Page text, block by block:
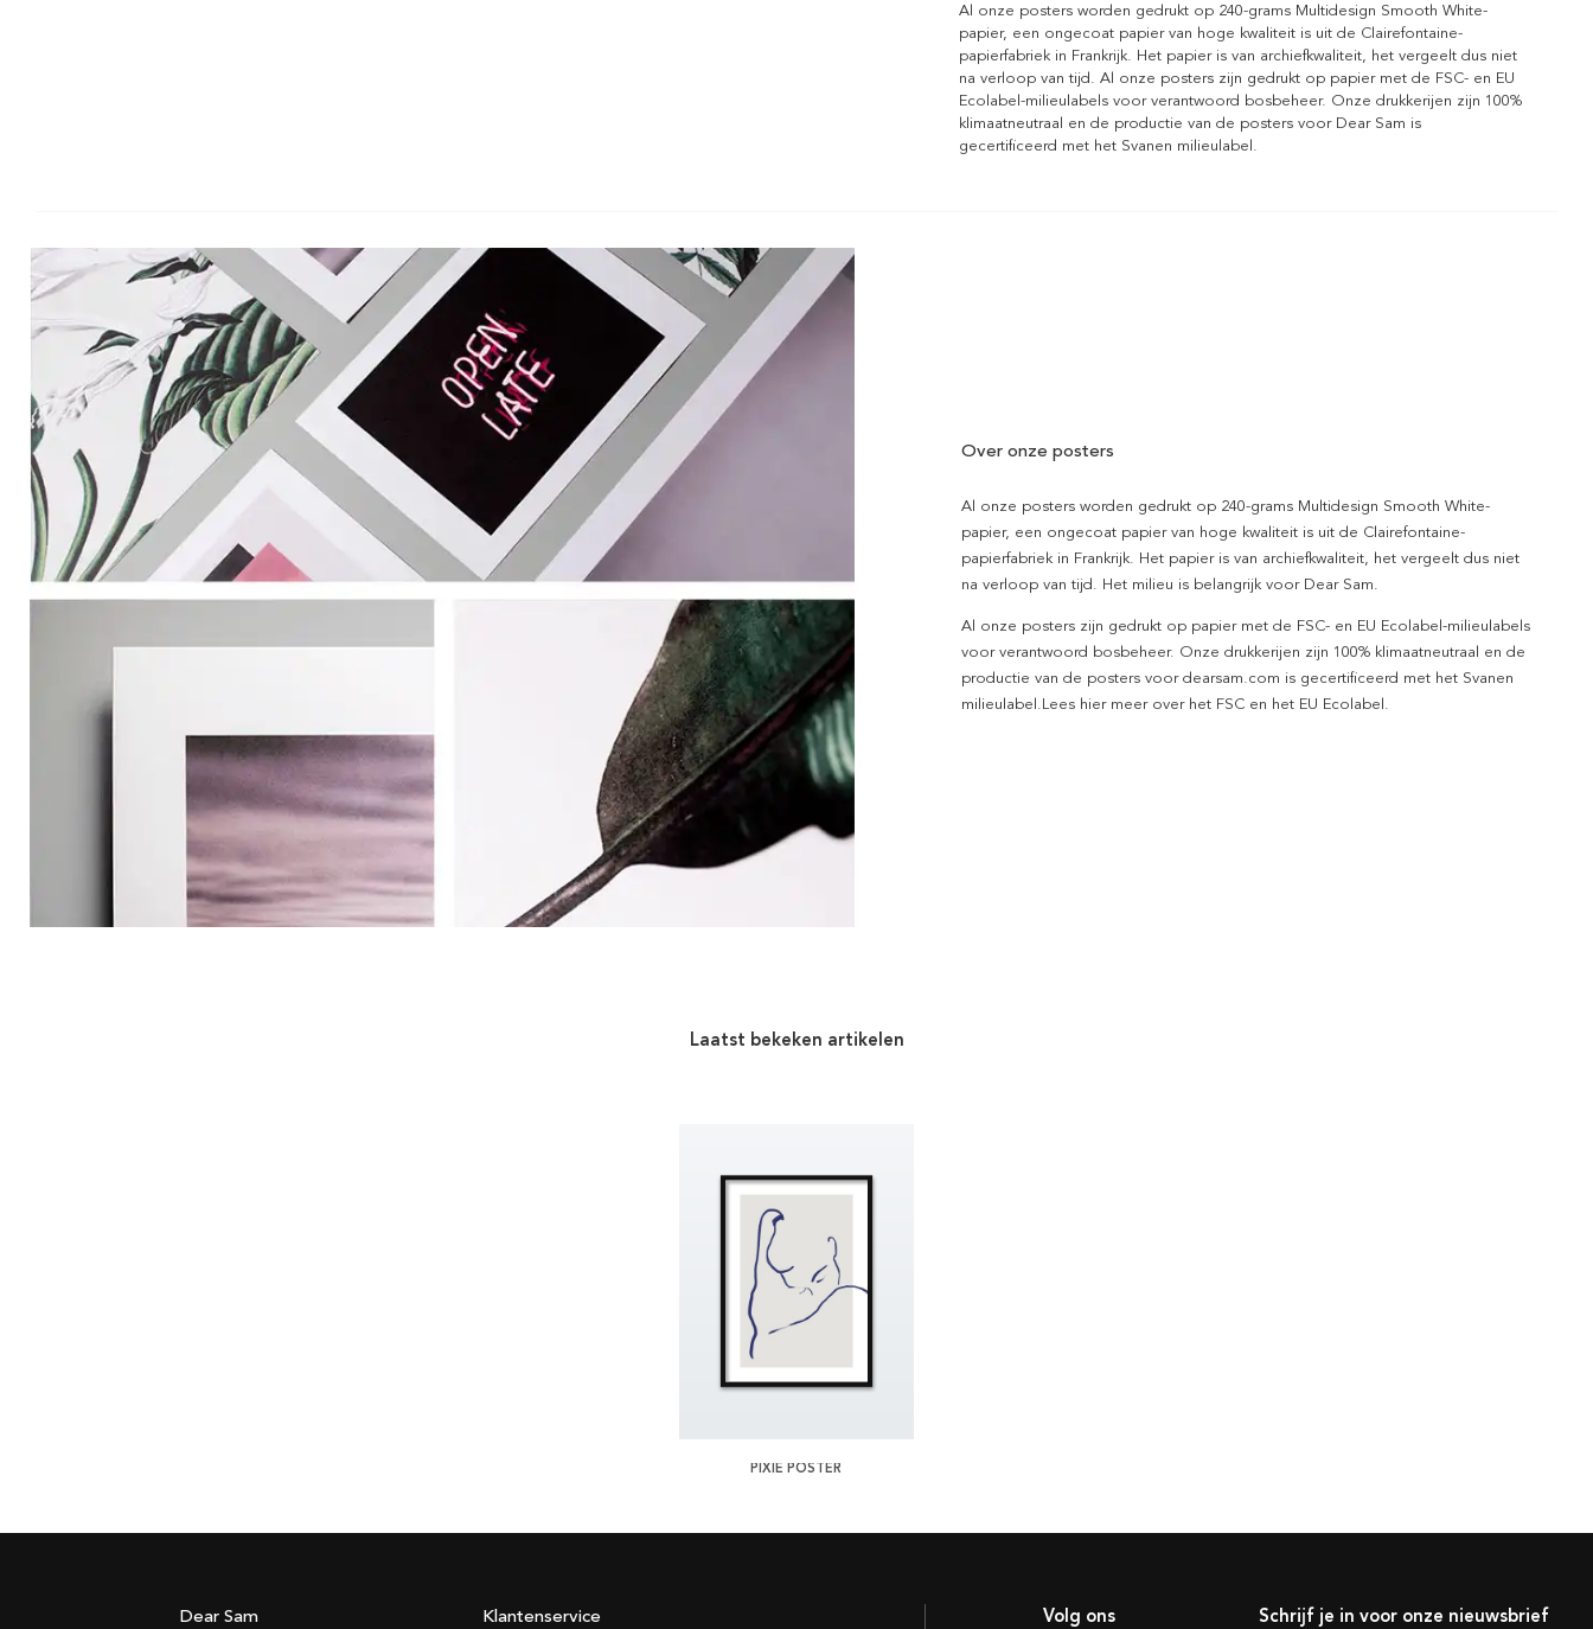
Al onze posters worden gedrukt op 240-grams Multidesign Smooth White-
papier, een ongecoat papier van hoge kwaliteit is uit de Clairefontaine-
papierfabriek in Frankrijk. Het papier is van archiefkwaliteit, het vergeelt dus niet
na verloop van tijd. Al onze posters zijn gedrukt op papier met de FSC- en EU
Ecolabel-milieulabels voor verantwoord bosbeheer. Onze drukkerijen zijn 100%
klimaatneutraal en de productie van de posters voor Dear Sam is
gecertificeerd met het Svanen milieulabel.
Over onze posters
Al onze posters worden gedrukt op 240-grams Multidesign Smooth White-
papier, een ongecoat papier van hoge kwaliteit is uit de Clairefontaine-
papierfabriek in Frankrijk. Het papier is van archiefkwaliteit, het vergeelt dus niet
na verloop van tijd. Het milieu is belangrijk voor Dear Sam.
Al onze posters zijn gedrukt op papier met de FSC- en EU Ecolabel-milieulabels
voor verantwoord bosbeheer. Onze drukkerijen zijn 100% klimaatneutraal en de
productie van de posters voor dearsam.com is gecertificeerd met het Svanen
milieulabel.Lees hier meer over het FSC en het EU Ecolabel.
Laatst bekeken artikelen
PIXIE POSTER
Schrijf je in voor onze nieuwsbrief
Volg ons
Dear Sam Klantenservice